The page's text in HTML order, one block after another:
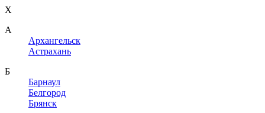
X
A
Архангельск
Астрахань
Б
Барнаул
Белгород
Брянск